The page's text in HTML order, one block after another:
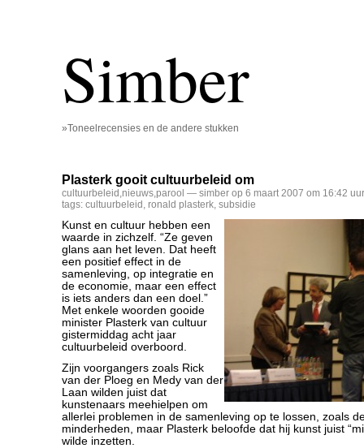
Simber
»Toneelrecensies en de andere stukken
Plasterk gooit cultuurbeleid om
cultuurbeleid ,nieuws,parool — simber op 6 maart 2007 om 16:42 uur
tags: cultuurbeleid , ronald plasterk, subsidie
Kunst en cultuur hebben een
waarde in zichzelf. “Ze geven
glans aan het leven. Dat heeft
een positief effect in de
samenleving, op integratie en
de economie, maar een effect
is iets anders dan een doel.”
Met enkele woorden gooide
minister Plasterk van cultuur
gistermiddag acht jaar
cultuurbeleid overboord.
Zijn voorgangers zoals Rick
van der Ploeg en Medy van der
Laan wilden juist dat
kunstenaars meehielpen om
allerlei problemen in de samenleving op te lossen, zoals
minderheden, maar Plasterk beloofde dat hij kunst juist
wilde inzetten.